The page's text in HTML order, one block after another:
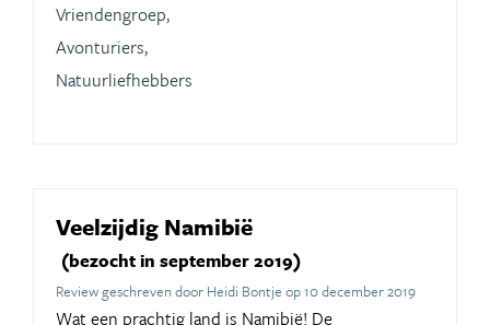
Vriendengroep,
Avonturiers,
Natuurliefhebbers
Veelzijdig Namibië
(bezocht in september 2019)
Review geschreven door Heidi Bontje op 10 december 2019
Wat een prachtig land is Namibië! De